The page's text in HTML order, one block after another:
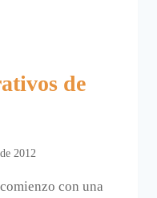
de
2012
con una